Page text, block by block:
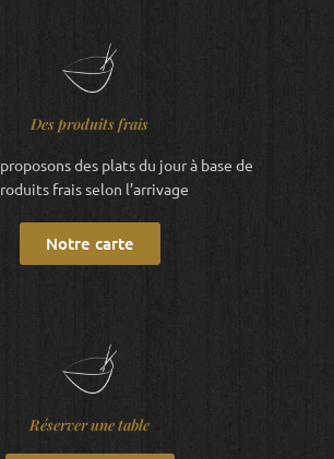
Des produits frais
des plats du jour à base de
frais selon l’arrivage
Notre carte
Réserver une table